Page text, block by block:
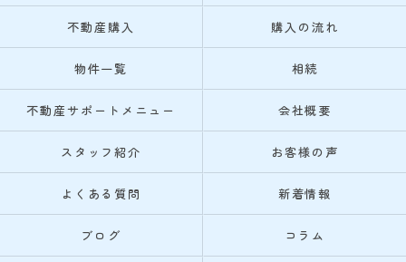
不動産購入 購入の流れ
物件一覧 相続
不動産サポートメニュー 会社概要
スタッフ紹介 お客様の声
よくある質問 新着情報
ブログ コラム